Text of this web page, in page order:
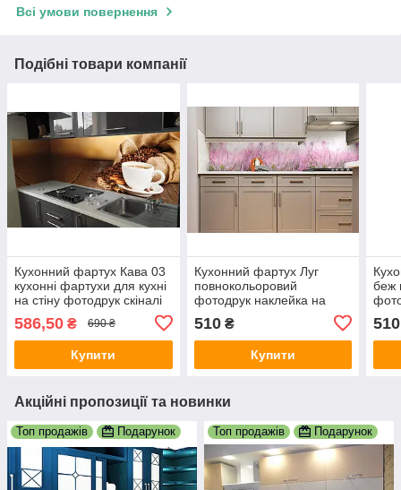
Всі умови повернення
Подібні товари компанії
Кухонний фартух Кава 03
кухонні фартухи для кухні
на стіну фотодрук скіналі
586,50 ₴ 690 ₴
Купити
Кухонний фартух Луг
повнокольоровий
фотодрук наклейка на
стіну для кухні квіти трава
вінтаж рожевий 600х2000
мм
510₴
Купити
беж
510
Акційні пропозиції та новинки
Топ продажів Подарунок Топ продажів Подарунок